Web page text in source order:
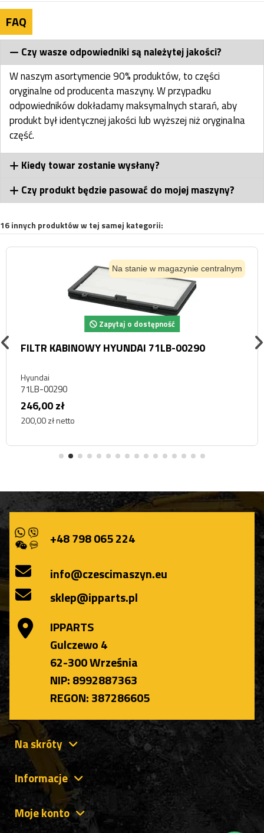
FAQ
Czy wasze odpowiedniki są należytej jakości?
W naszym asortymencie 90% produktów, to części
oryginalne od producenta maszyny. W przypadku
odpowiedników dokładamy maksymalnych starań, aby
produkt był identycznej jakości lub wyższej niż oryginalna
część.
Kiedy towar zostanie wysłany?
Czy produkt będzie pasować do mojej maszyny?
16 innych produktów w tej samej kategorii:
Na stanie w magazynie centralnym
Zapytaj o dostępność
FILTR KABINOWY HYUNDAI 71LB-00290
Hyundai
71LB-00290
246,00 zł
200,00 zł netto
+48 798 065 224
info@czescimaszyn.eu
sklep@ipparts.pl
IPPARTS
Gulczewo 4
62-300 Września
NIP: 8992887363
REGON: 387286605
Na skróty
Informacje
Moje konto